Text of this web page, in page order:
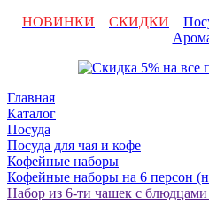
НОВИНКИ
СКИДКИ
Главная
Каталог
Посуда
Посуда для чая и кофе
Кофейные наборы
Кофейные наборы на 6 персон
Набор из 6-ти чашек с блюдцами